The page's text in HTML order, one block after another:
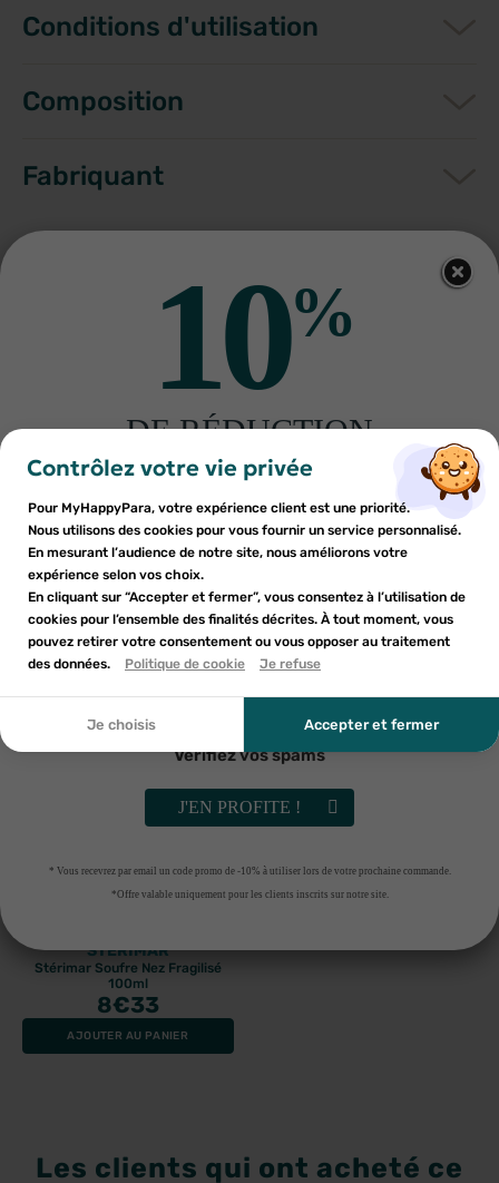
Conditions d'utilisation
Composition
Fabriquant
Autres produits pour vous
GRANIONS
Granions Kid Spray Nasal 20ml
4€83
BRAUN
Braun aspirateur nasal mouche
bébé BNA100
20€26
STERIMAR
Stérimar Soufre Nez Fragilisé
100ml
8€33
AJOUTER AU PANIER
Les clients qui ont acheté ce
Ajouter à ma liste d'envies ×
add_circle_outline
Créer une nouvelle liste
×
Nom de la liste d'envies
Annuler
Créer une liste d'envies
×
Vous devez être connecté pour ajouter des produits à votre
liste d'envies.
Annuler
Connexion
Contrôlez votre vie privée
Pour MyHappyPara, votre expérience client est une priorité.
Nous utilisons des cookies pour vous fournir un service personnalisé.
En mesurant l’audience de notre site, nous améliorons votre
expérience selon vos choix.
En cliquant sur “Accepter et fermer”, vous consentez à l’utilisation de
cookies pour l’ensemble des finalités décrites. À tout moment, vous
pouvez retirer votre consentement ou vous opposer au traitement
des données.
Politique de cookie Je refuse
Je choisis Accepter et fermer
10%
DE RÉDUCTION
sur votre première commande
Inscrivez-vous à notre newsletter et profitez
d'une réduction sur votre première commande*
En soumettant ce formulaire, j'accepte que les
informations saisies soient utilisées dans le cadre de
ma demande et de la relation commerciale qui peut en
découler. Vous référer à la politique de confidentialité.
Vérifiez vos spams
J'EN PROFITE !
* Vous recevrez par email un code promo de -10% à utiliser lors de votre prochaine commande.
*Offre valable uniquement pour les clients inscrits sur notre site.